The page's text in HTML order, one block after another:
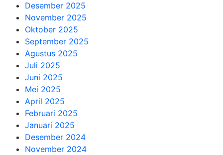
Desember 2025
November 2025
Oktober 2025
September 2025
Agustus 2025
Juli 2025
Juni 2025
Mei 2025
April 2025
Februari 2025
Januari 2025
Desember 2024
November 2024